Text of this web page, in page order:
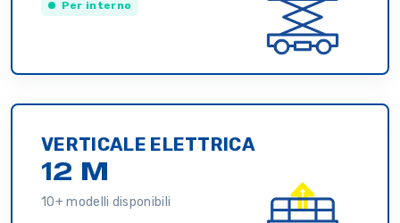
Per interno
VERTICALE ELETTRICA
12 M
10+ modelli disponibili